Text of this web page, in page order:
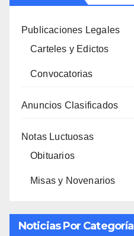
Publicaciones Legales
Carteles y Edictos
Convocatorias
Anuncios Clasificados
Notas Luctuosas
Obituarios
Misas y Novenarios
Noticias Por Categoría